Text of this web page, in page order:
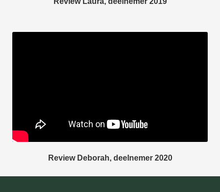
Review Deborah, deelnemer 2020